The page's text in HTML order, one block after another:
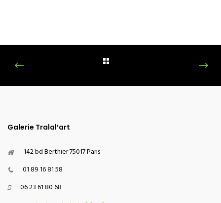
Galerie Tralal’art
142 bd Berthier 75017 Paris
01 89 16 81 58
06 23 61 80 68